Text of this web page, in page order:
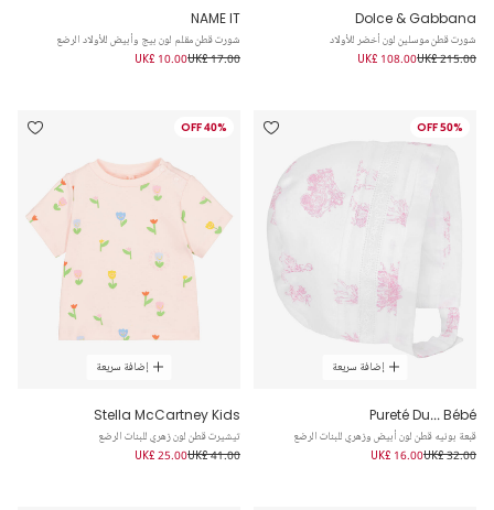
Dolce & Gabbana
شورت قطن موسلين لون أخضر للأولاد
UK£ 215.00
UK£ 108.00
NAME IT
شورت قطن مقلم لون بيج وأبيض للأولاد الرضع
UK£ 17.00
UK£ 10.00
50% OFF
إضافة سريعة
Pureté Du... Bébé
قبعة بونيه قطن لون أبيض وزهري للبنات الرضع
UK£ 32.00
UK£ 16.00
40% OFF
إضافة سريعة
Stella McCartney Kids
تيشيرت قطن لون زهري للبنات الرضع
UK£ 41.00
UK£ 25.00